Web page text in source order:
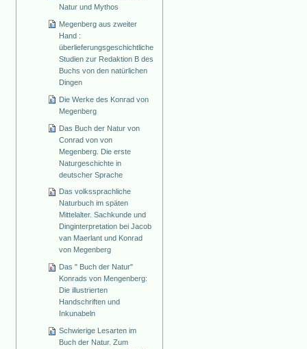
Natur und Mythos
Megenberg aus zweiter
Hand :
überlieferungsgeschichtliche
Studien zur Redaktion B des
Buchs von den natürlichen
Dingen
Die Werke des Konrad von
Megenberg
Das Buch der Natur von
Conrad von von
Megenberg. Die erste
Naturgeschichte in
deutscher Sprache
Das volkssprachliche
Naturbuch im späten
Mittelalter. Sachkunde und
Dinginterpretation bei Jacob
van Maerlant und Konrad
von Megenberg
Das " Buch der Natur"
Konrads von Mengenberg:
Die illustrierten
Handschriften und
Inkunabeln
Schwierige Lesarten im
Buch der Natur. Zum